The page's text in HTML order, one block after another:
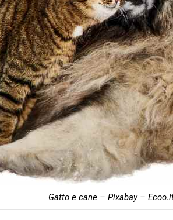
Gatto e cane – Pixabay –